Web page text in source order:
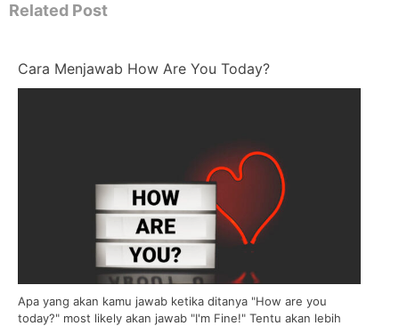
Related Post
Cara Menjawab How Are You Today?
Apa yang akan kamu jawab ketika ditanya "How are you
today?" most likely akan jawab "I'm Fine!" Tentu akan lebih